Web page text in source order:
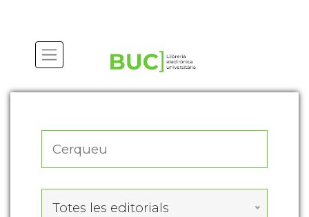
Totes les editorials